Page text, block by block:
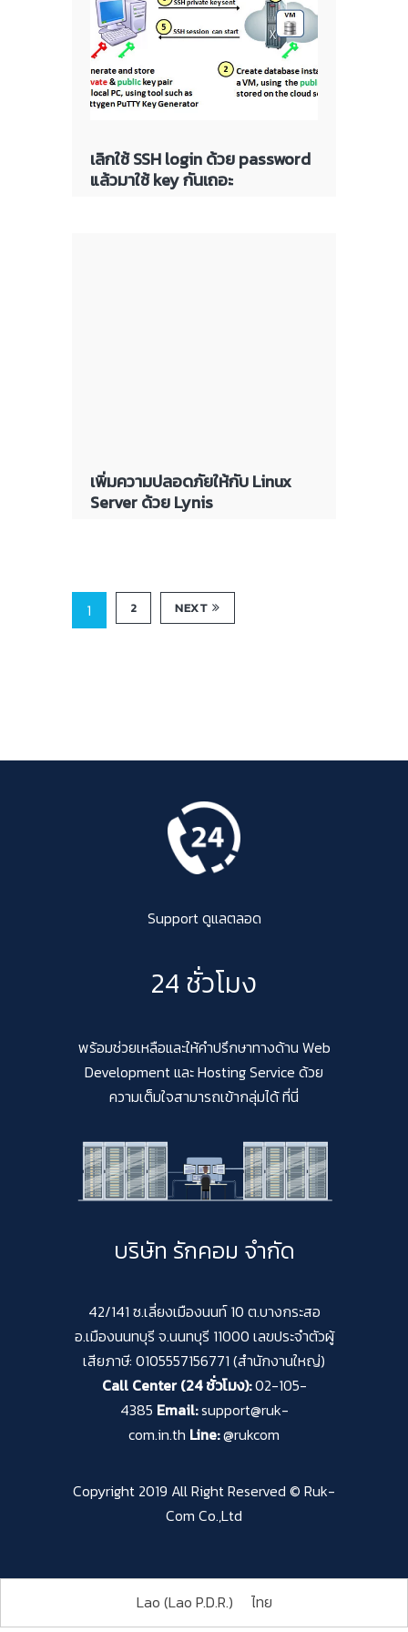
เลิกใช้ SSH login ด้วย password
แล้วมาใช้ key กันเถอะ
เพิ่มความปลอดภัยให้กับ Linux
Server ด้วย Lynis
1 2 NEXT
Support ดูแลตลอด
24 ชั่วโมง
พร้อมช่วยเหลือและให้คำปรึกษาทางด้าน Web
Development และ Hosting Service ด้วย
ความเต็มใจสามารถเข้ากลุ่มได้ ที่นี่
บริษัท รักคอม จำกัด
42/141 ซ.เลี่ยงเมืองนนท์ 10 ต.บางกระสอ
อ.เมืองนนทบุรี จ.นนทบุรี 11000 เลขประจำตัวผู้
เสียภาษี: 0105557156771 (สำนักงานใหญ่)
Call Center (24 ชั่วโมง):02-105-
4385 Email:support@ruk-
com.in.th Line:@rukcom
Copyright 2019 All Right Reserved © Ruk-
Com Co.,Ltd
Lao (Lao P.D.R.) ไทย